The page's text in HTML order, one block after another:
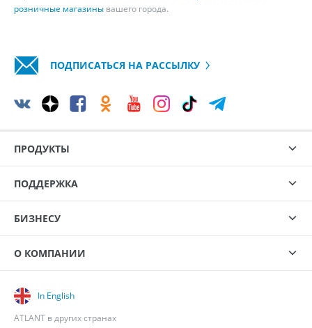
розничные магазины вашего города.
ПОДПИСАТЬСЯ НА РАССЫЛКУ
ПРОДУКТЫ
ПОДДЕРЖКА
БИЗНЕСУ
О КОМПАНИИ
In English
ATLANT в других странах